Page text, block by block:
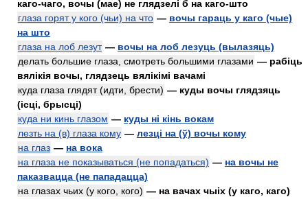
каго-чаго, вочы (мае) не глядзелі б на каго-што
глаза горят у кого (чьи) на что — вочы гараць у каго (чые)
на што
глаза на лоб лезут — вочы на лоб лезуць (вылазяць)
делать большие глаза, смотреть большими глазами — рабіць
вялікія вочы, глядзець вялікімі вачамі
куда глаза глядят (идти, брести) — куды вочы глядзяць
(ісці, брысці)
куда ни кинь глазом — куды ні кінь вокам
лезть на (в) глаза кому — лезці на (ў) вочы кому
на глаз — на вока
на глаза не показываться (не попадаться) — на вочы не
паказвацца (не пападацца)
на глазах чьих (у кого, кого) — на вачах чыіх (у каго, каго)